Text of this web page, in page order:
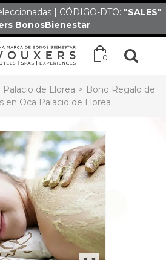
| CÓDIGO-DTO: "SALES"
BonosBienestar
0
Palacio de Llorea > Bono Regalo de
en Oca Palacio de Llorea